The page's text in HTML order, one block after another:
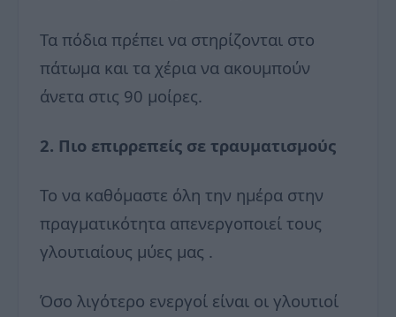
Τα πόδια πρέπει να στηρίζονται στο
πάτωμα και τα χέρια να ακουμπούν
άνετα στις 90 μοίρες.
2. Πιο επιρρεπείς σε τραυματισμούς
Το να καθόμαστε όλη την ημέρα στην
πραγματικότητα απενεργοποιεί τους
γλουτιαίους μύες μας .
Όσο λιγότερο ενεργοί είναι οι γλουτιοί